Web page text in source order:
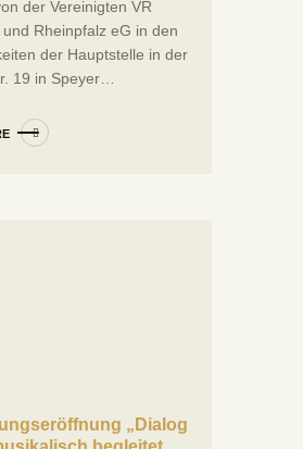
der Vereinigten VR
Rheinpfalz eG in den
der Hauptstelle in der
19 in Speyer…
„Dialog